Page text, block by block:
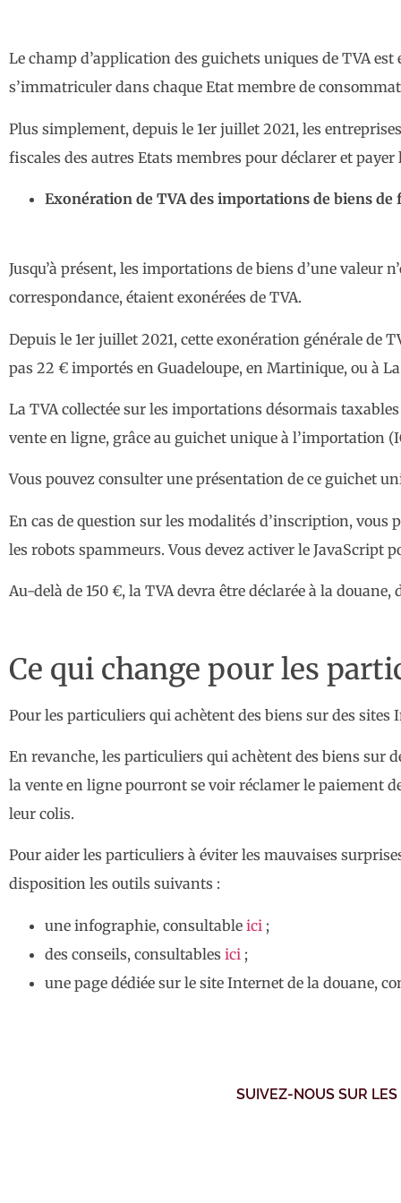
Le champ d’application des guichets uniques de TVA
s’immatriculer dans chaque Etat membre de
Plus simplement, depuis le 1er juillet 2021, les
fiscales des autres Etats membres pour déclarer et payer
Exonération de TVA des importations de biens de
Jusqu’à présent, les importations de biens d’une valeur
correspondance, étaient exonérées de TVA.
Depuis le 1er juillet 2021, cette exonération générale de
pas 22 € importés en Guadeloupe, en Martinique, ou à
La TVA collectée sur les importations désormais
vente en ligne, grâce au guichet unique à l’importation
Vous pouvez consulter une présentation de ce guichet
En cas de question sur les modalités d’inscription, vous
les robots spammeurs. Vous devez activer le JavaScript
Au-delà de 150 €, la TVA devra être déclarée à la
Ce qui change pour les
Pour les particuliers qui achètent des biens sur des
En revanche, les particuliers qui achètent des biens sur
la vente en ligne pourront se voir réclamer le paiement
leur colis.
Pour aider les particuliers à éviter les mauvaises
disposition les outils suivants :
une infographie, consultable ici ;
des conseils, consultables ici ;
une page dédiée sur le site Internet de la douane,
SUIVEZ-NOUS SUR